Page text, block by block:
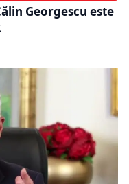
Georgescu este